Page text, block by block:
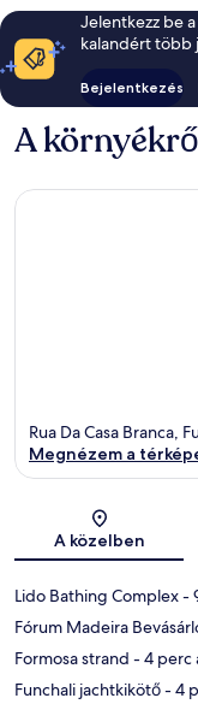
Jelentkezz be
kalandért több
Bejelentkezés
A
Rua Da Casa Branca,
Megnézem a
A közelben
Lido Bathing Complex-
Fórum Madeira
Formosa strand - 4 perc
Funchali jachtkikötő- 4